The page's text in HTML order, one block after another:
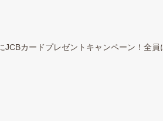
JCBカードプレゼントキャンペーン！全